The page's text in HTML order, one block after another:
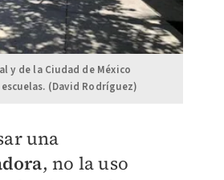
y de la Ciudad de México
(David Rodríguez)
una
, no la uso